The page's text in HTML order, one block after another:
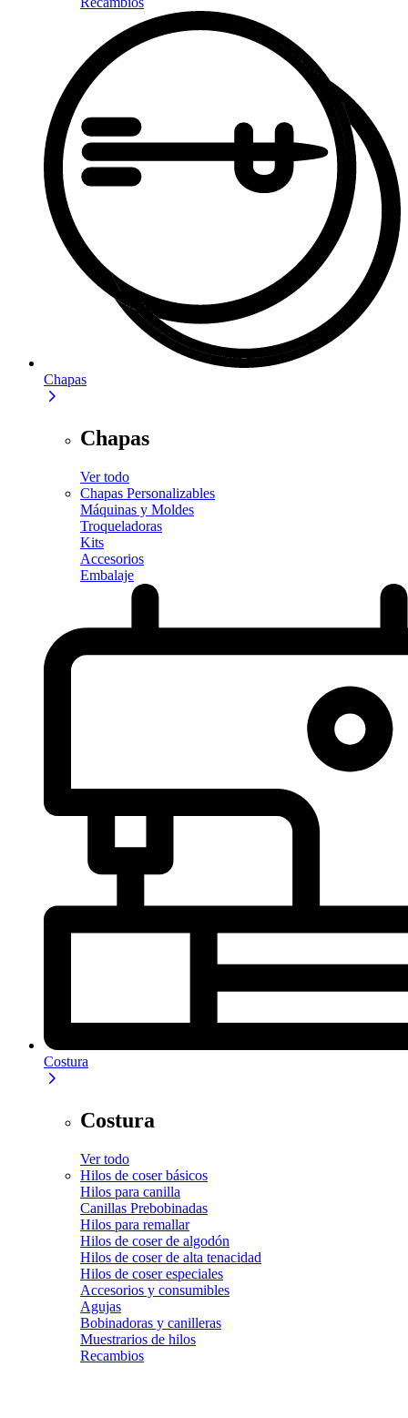
Chapas
Chapas
Ver todo
Chapas Personalizables
Máquinas y Moldes
Troqueladoras
Kits
Accesorios
Embalaje
Costura
Costura
Ver todo
Hilos de coser básicos
Hilos para canilla
Canillas Prebobinadas
Hilos para remallar
Hilos de coser de algodón
Hilos de coser de alta tenacidad
Hilos de coser especiales
Accesorios y consumibles
Agujas
Bobinadoras y canilleras
Muestrarios de hilos
Recambios